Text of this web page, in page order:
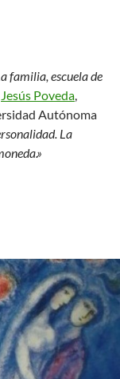
familia, escuela de
Jesús Poveda
Autónoma
La